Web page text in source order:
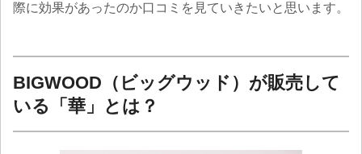
際に効果があったのか口コミを見ていきたいと思います。
BIGWOOD（ビッグウッド）が販売して
いる「華」とは？